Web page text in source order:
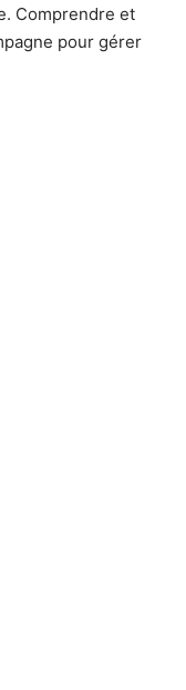
Comprendre et
pour gérer